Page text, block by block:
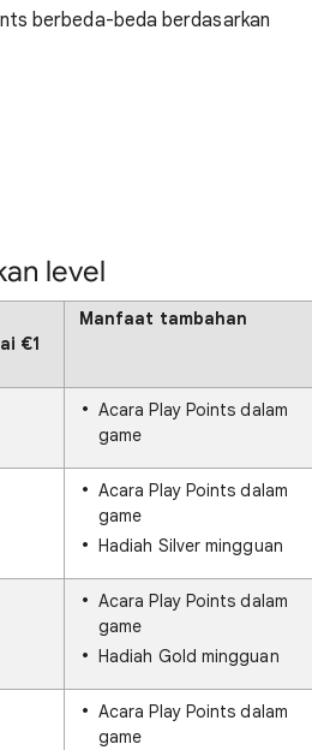
berbeda-beda berdasarkan
level
€1
Manfaat tambahan
Acara Play Points dalam
game
Acara Play Points dalam
game
Hadiah Silver mingguan
Acara Play Points dalam
game
Hadiah Gold mingguan
Acara Play Points dalam
game